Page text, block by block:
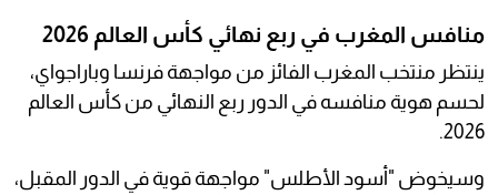
منافس المغرب في ربع نهائي كأس العالم 2026
ينتظر منتخب المغرب الفائز من مواجهة فرنسا وباراجواي،
لحسم هوية منافسه في الدور ربع النهائي من كأس العالم
2026.
وسيخوض "أسود الأطلس" مواجهة قوية في الدور المقبل،